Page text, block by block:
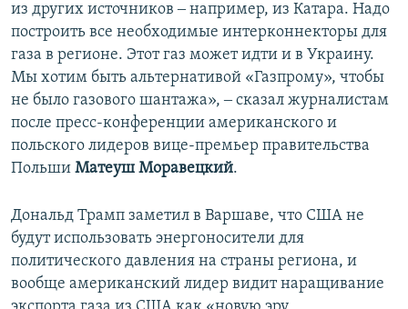
из других источников ‒ например, из Катара. Надо
построить все необходимые интерконнекторы для
газа в регионе. Этот газ может идти и в Украину.
Мы хотим быть альтернативой «Газпрому», чтобы
не было газового шантажа», ‒ сказал журналистам
после пресс-конференции американского и
польского лидеров вице-премьер правительства
Польши Матеуш Моравецкий.
Дональд Трамп заметил в Варшаве, что США не
будут использовать энергоносители для
политического давления на страны региона, и
вообще американский лидер видит наращивание